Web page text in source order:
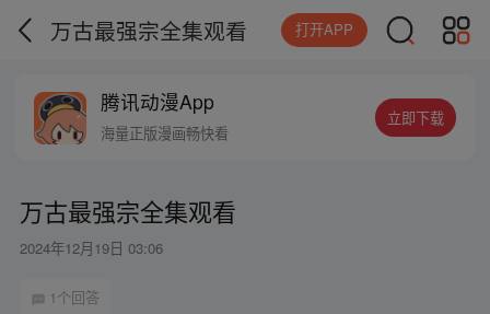
万古最强宗全集观看 打开APP
腾讯动漫App
海量正版漫画畅快看
立即下载
万古最强宗全集观看
2024年12月19日 03:06
1个回答